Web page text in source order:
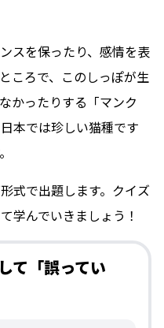
スを保ったり、感情を表
ころで、このしっぽが生
かったりする「マンク
本では珍しい猫種です
式で出題します。クイズ
学んでいきましょう！
て「誤ってい